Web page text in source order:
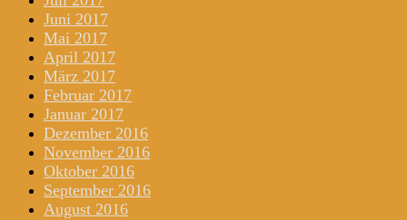
Juni 2017
Mai 2017
April 2017
März 2017
Februar 2017
Januar 2017
Dezember 2016
November 2016
Oktober 2016
September 2016
August 2016